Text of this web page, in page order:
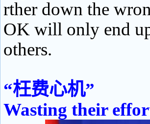
rther down the
OK will only end
others.
“枉费心机”
Wasting their